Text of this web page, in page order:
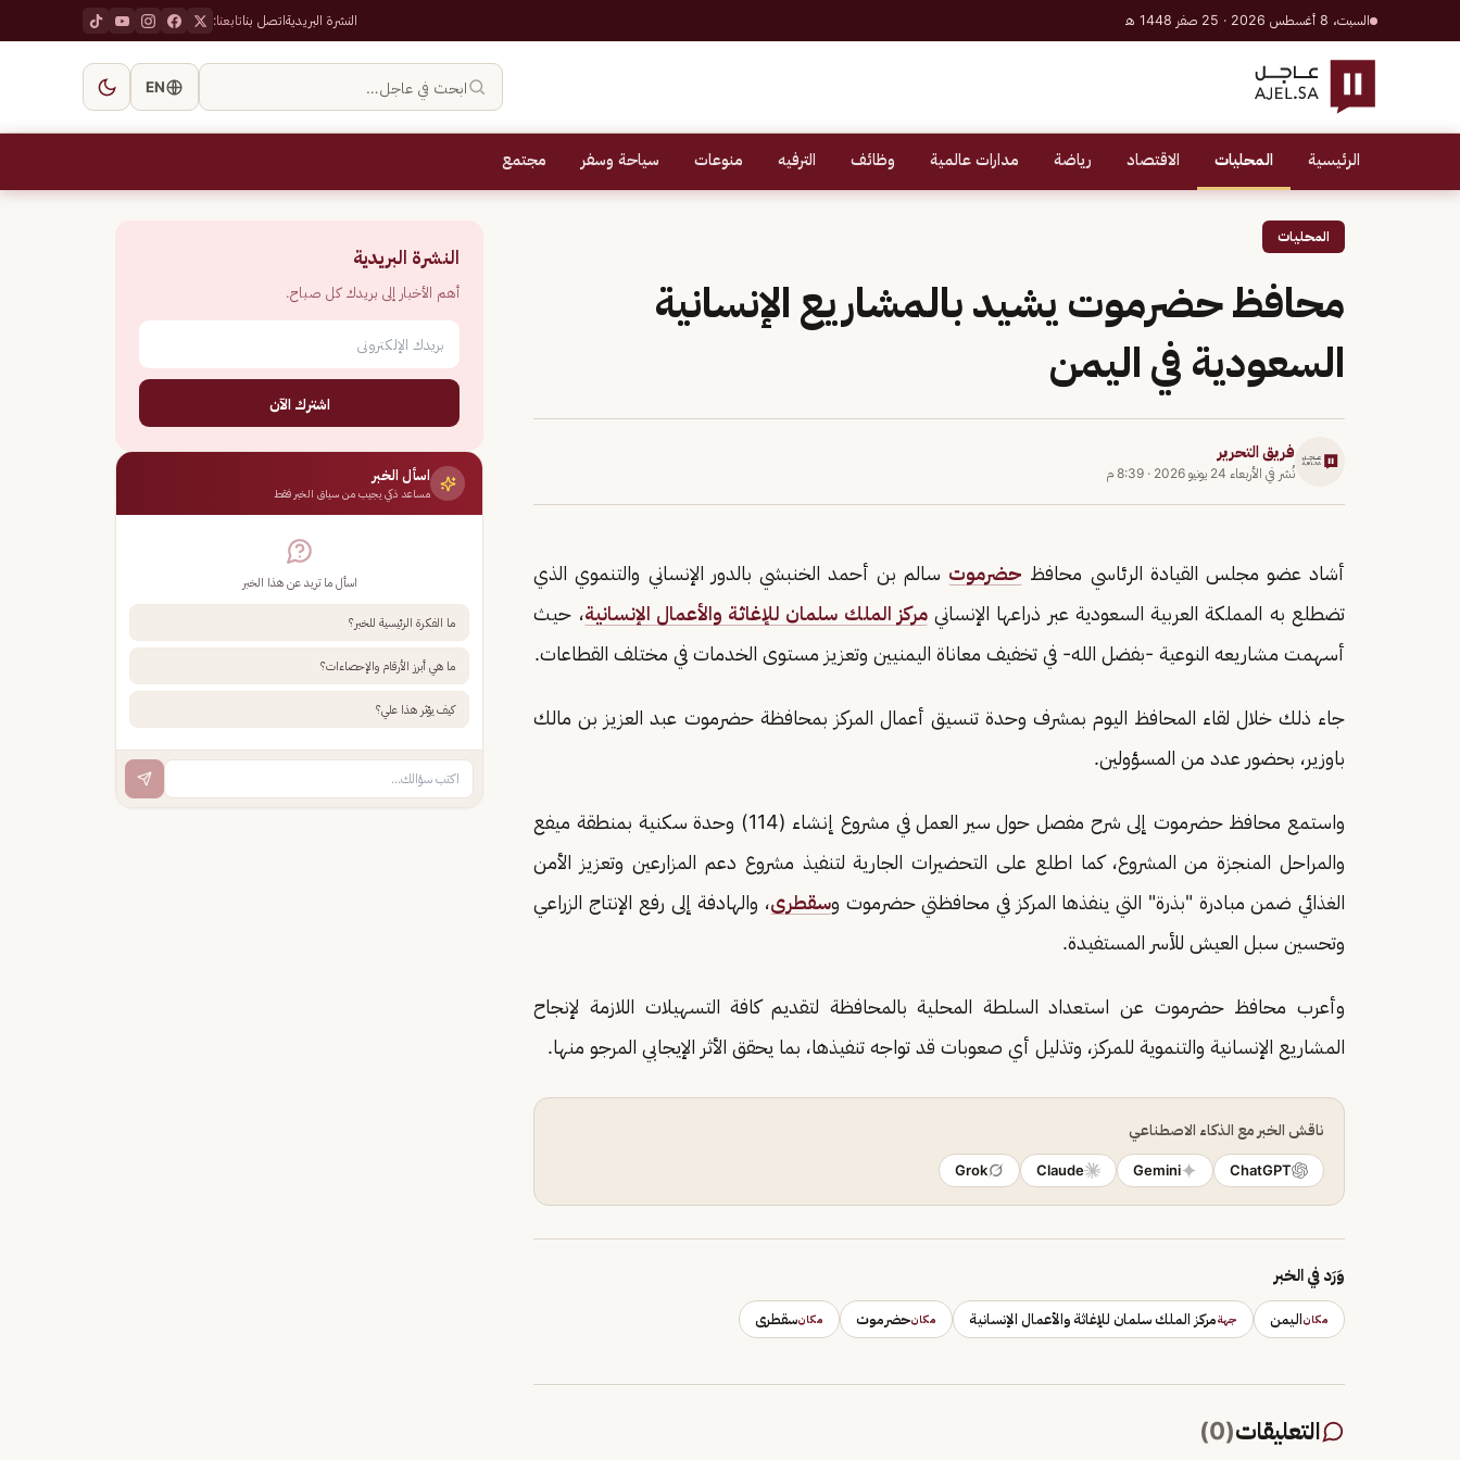
السبت، 8 أغسطس 2026 · 25 صفر 1448 هـ النشرة البريديةاتصل بناتابعنا:
ابحث في عاجل… EN
الرئيسية المحليات الاقتصاد رياضة مدارات عالمية وظائف الترفيه منوعات سياحة وسفر مجتمع
المحليات
محافظ حضرموت يشيد بالمشاريع الإنسانية
السعودية في اليمن
فريق التحرير
نُشر في الأربعاء 24 يونيو 2026 · 8:39 م
أشاد عضو مجلس القيادة الرئاسي محافظ حضرموت سالم بن أحمد الخنبشي بالدور الإنساني والتنموي الذي
تضطلع به المملكة العربية السعودية عبر ذراعها الإنسانيمركز الملك سلمان للإغاثة والأعمال الإنسانية، حيث
أسهمت مشاريعه النوعية -بفضل الله- في تخفيف معاناة اليمنيين وتعزيز مستوى الخدمات في مختلف القطاعات.
جاء ذلك خلال لقاء المحافظ اليوم بمشرف وحدة تنسيق أعمال المركز بمحافظة حضرموت عبد العزيز بن مالك
باوزير، بحضور عدد من المسؤولين.
واستمع محافظ حضرموت إلى شرح مفصل حول سير العمل في مشروع إنشاء (114) وحدة سكنية بمنطقة ميفع
والمراحل المنجزة من المشروع، كما اطلع على التحضيرات الجارية لتنفيذ مشروع دعم المزارعين وتعزيز الأمن
الغذائي ضمن مبادرة "بذرة" التي ينفذها المركز في محافظتي حضرموت وسقطرى، والهادفة إلى رفع الإنتاج الزراعي
وتحسين سبل العيش للأسر المستفيدة.
وأعرب محافظ حضرموت عن استعداد السلطة المحلية بالمحافظة لتقديم كافة التسهيلات اللازمة لإنجاح
المشاريع الإنسانية والتنموية للمركز، وتذليل أي صعوبات قد تواجه تنفيذها، بما يحقق الأثر الإيجابي المرجو منها.
ناقش الخبر مع الذكاء الاصطناعي
ChatGPT
Gemini
Claude
Grok
وَرَد في الخبر
مكاناليمن جهةمركز الملك سلمان للإغاثة والأعمال الإنسانية مكانحضرموت مكانسقطرى
التعليقات(
0
)
النشرة البريدية
أهم الأخبار إلى بريدك كل صباح.
اشترك الآن
اسأل الخبر
مساعد ذكي يجيب من سياق الخبر فقط
اسأل ما تريد عن هذا الخبر
ما الفكرة الرئيسية للخبر؟
ما هي أبرز الأرقام والإحصاءات؟
كيف يؤثر هذا علي؟